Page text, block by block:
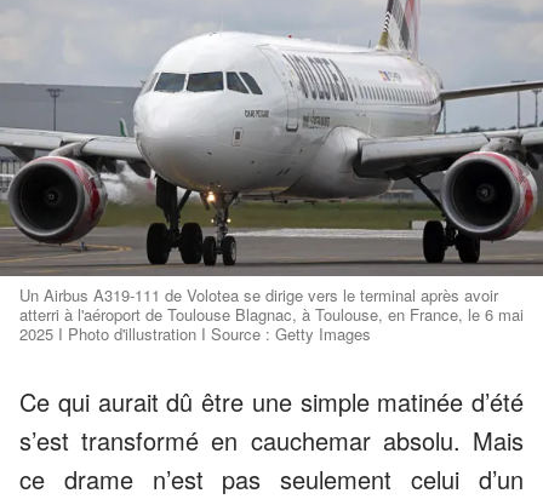
Un Airbus A319-111 de Volotea se dirige vers le terminal après avoir
atterri à l'aéroport de Toulouse Blagnac, à Toulouse, en France, le 6 mai
2025 I Photo d'illustration I Source : Getty Images
Ce qui aurait dû être une simple matinée d’été
s’est transformé en cauchemar absolu. Mais
ce drame n’est pas seulement celui d’un